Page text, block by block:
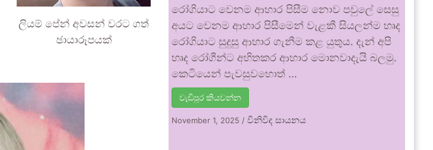
ලියම් පේන් අවසන් වරට ගත්
ඡායාරූපයක්
රෝගියාට වෙනම ආහාර පිසීම නොව පවුලේ සෙසු
අයට වෙනම ආහාර පිසීමෙන් වැළකී සියලන්ම හෘද
රෝගියාට සුදුසු ආහාර ගැනීම කළ යුතුය. දැන් අපි
හෘද රෝගීන්ට අහිතකර ආහාර මොනවාදැයි බලමු.
කෙටියෙන් පැවසුවහොත් …
වැඩිපුර කියවන්න
November 1, 2025 /විනිවිද සායනය